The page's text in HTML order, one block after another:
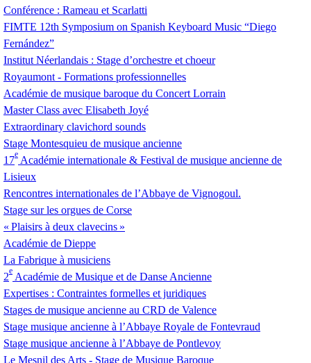
Conférence : Rameau et Scarlatti
FIMTE 12th Symposium on Spanish Keyboard Music “Diego
Fernández”
Institut Néerlandais : Stage d’orchestre et choeur
Royaumont - Formations professionnelles
Académie de musique baroque du Concert Lorrain
Master Class avec Elisabeth Joyé
Extraordinary clavichord sounds
Stage Montesquieu de musique ancienne
17
e
Académie internationale & Festival de musique ancienne de
Lisieux
Rencontres internationales de l’Abbaye de Vignogoul.
Stage sur les orgues de Corse
« Plaisirs à deux clavecins »
Académie de Dieppe
La Fabrique à musiciens
2
e
Académie de Musique et de Danse Ancienne
Expertises : Contraintes formelles et juridiques
Stages de musique ancienne au CRD de Valence
Stage musique ancienne à l’Abbaye Royale de Fontevraud
Stage musique ancienne à l’Abbaye de Pontlevoy
Le Mesnil des Arts - Stage de Musique Baroque